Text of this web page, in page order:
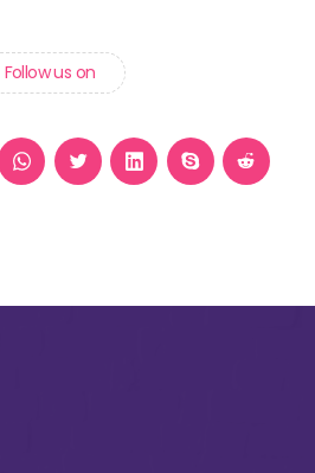
Follow us on